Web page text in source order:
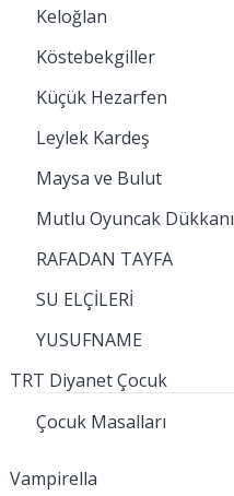
Keloğlan
Köstebekgiller
Küçük Hezarfen
Leylek Kardeş
Maysa ve Bulut
Mutlu Oyuncak Dükkanı
RAFADAN TAYFA
SU ELÇİLERİ
YUSUFNAME
TRT Diyanet Çocuk
Çocuk Masalları
Vampirella